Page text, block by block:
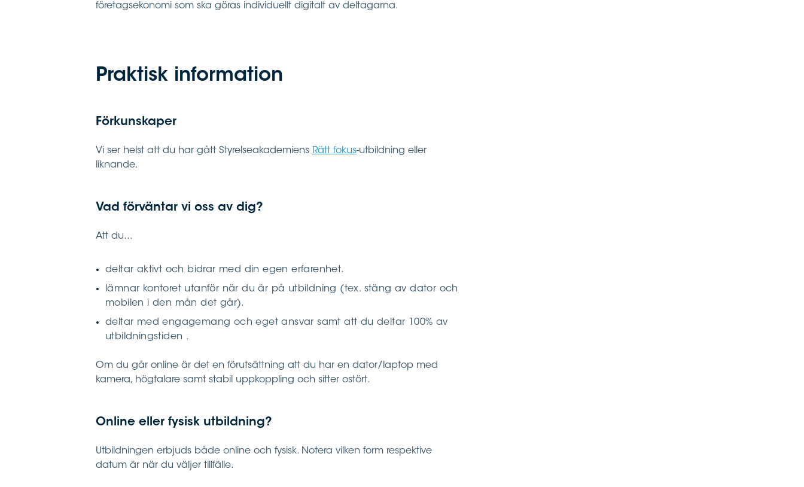
företagsekonomi som ska göras individuellt digitalt av deltagarna.
Praktisk information
Förkunskaper
Vi ser helst att du har gått Styrelseakademiens Rätt fokus-utbildning eller
liknande.
Vad förväntar vi oss av dig?
Att du...
deltar aktivt och bidrar med din egen erfarenhet.
lämnar kontoret utanför när du är på utbildning (tex. stäng av dator och
mobilen i den mån det går).
deltar med engagemang och eget ansvar samt att du deltar 100% av
utbildningstiden .
Om du går online är det en förutsättning att du har en dator/laptop med
kamera, högtalare samt stabil uppkoppling och sitter ostört.
Online eller fysisk utbildning?
Utbildningen erbjuds både online och fysisk. Notera vilken form respektive
datum är när du väljer tillfälle.